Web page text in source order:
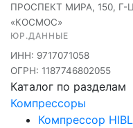
ПРОСПЕКТ МИРА, 150, Г-
«КОСМОС»
ЮР.ДАННЫЕ
ИНН: 9717071058
ОГРН: 1187746802055
Каталог по разделам
Компрессоры
Компрессор